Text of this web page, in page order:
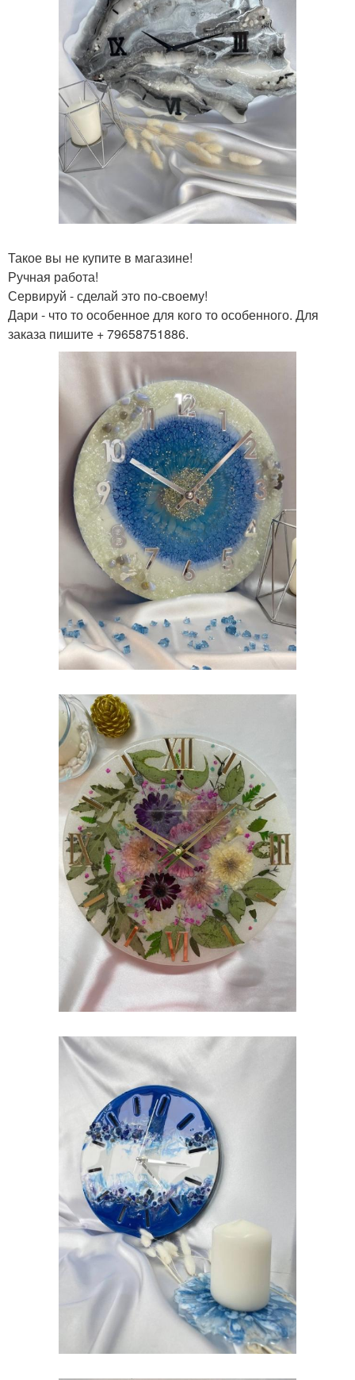
Такое вы не купите в магазине!
Ручная работа!
Сервируй - сделай это по-своему!
Дари - что то особенное для кого то особенного. Для
заказа пишите + 79658751886.